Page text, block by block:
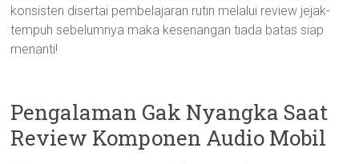
konsisten disertai pembelajaran rutin melalui review jejak-
tempuh sebelumnya maka kesenangan tiada batas siap
menanti!
Pengalaman Gak Nyangka Saat
Review Komponen Audio Mobil